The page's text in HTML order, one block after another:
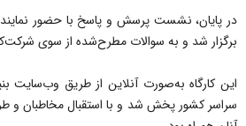
در پایان، نشست پرسش و پاسخ با حضور
برگزار شد و به سوالات مطرح‌شده از سوی
این کارگاه به‌صورت آنلاین از طریق وب‌سایت
سراسر کشور پخش شد و با استقبال مخاطبان